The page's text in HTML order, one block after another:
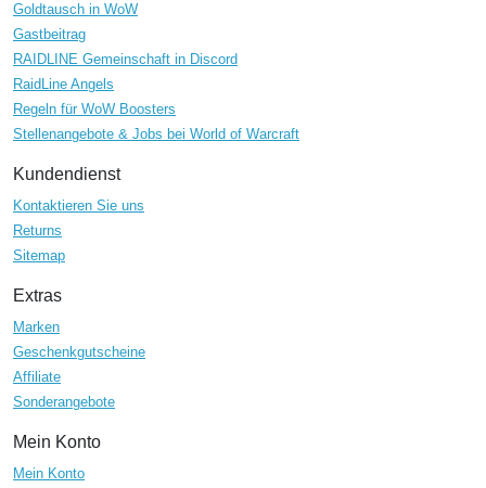
Goldtausch in WoW
Gastbeitrag
RAIDLINE Gemeinschaft in Discord
RaidLine Angels
Regeln für WoW Boosters
Stellenangebote & Jobs bei World of Warcraft
Kundendienst
Kontaktieren Sie uns
Returns
Sitemap
Extras
Marken
Geschenkgutscheine
Affiliate
Sonderangebote
Mein Konto
Mein Konto